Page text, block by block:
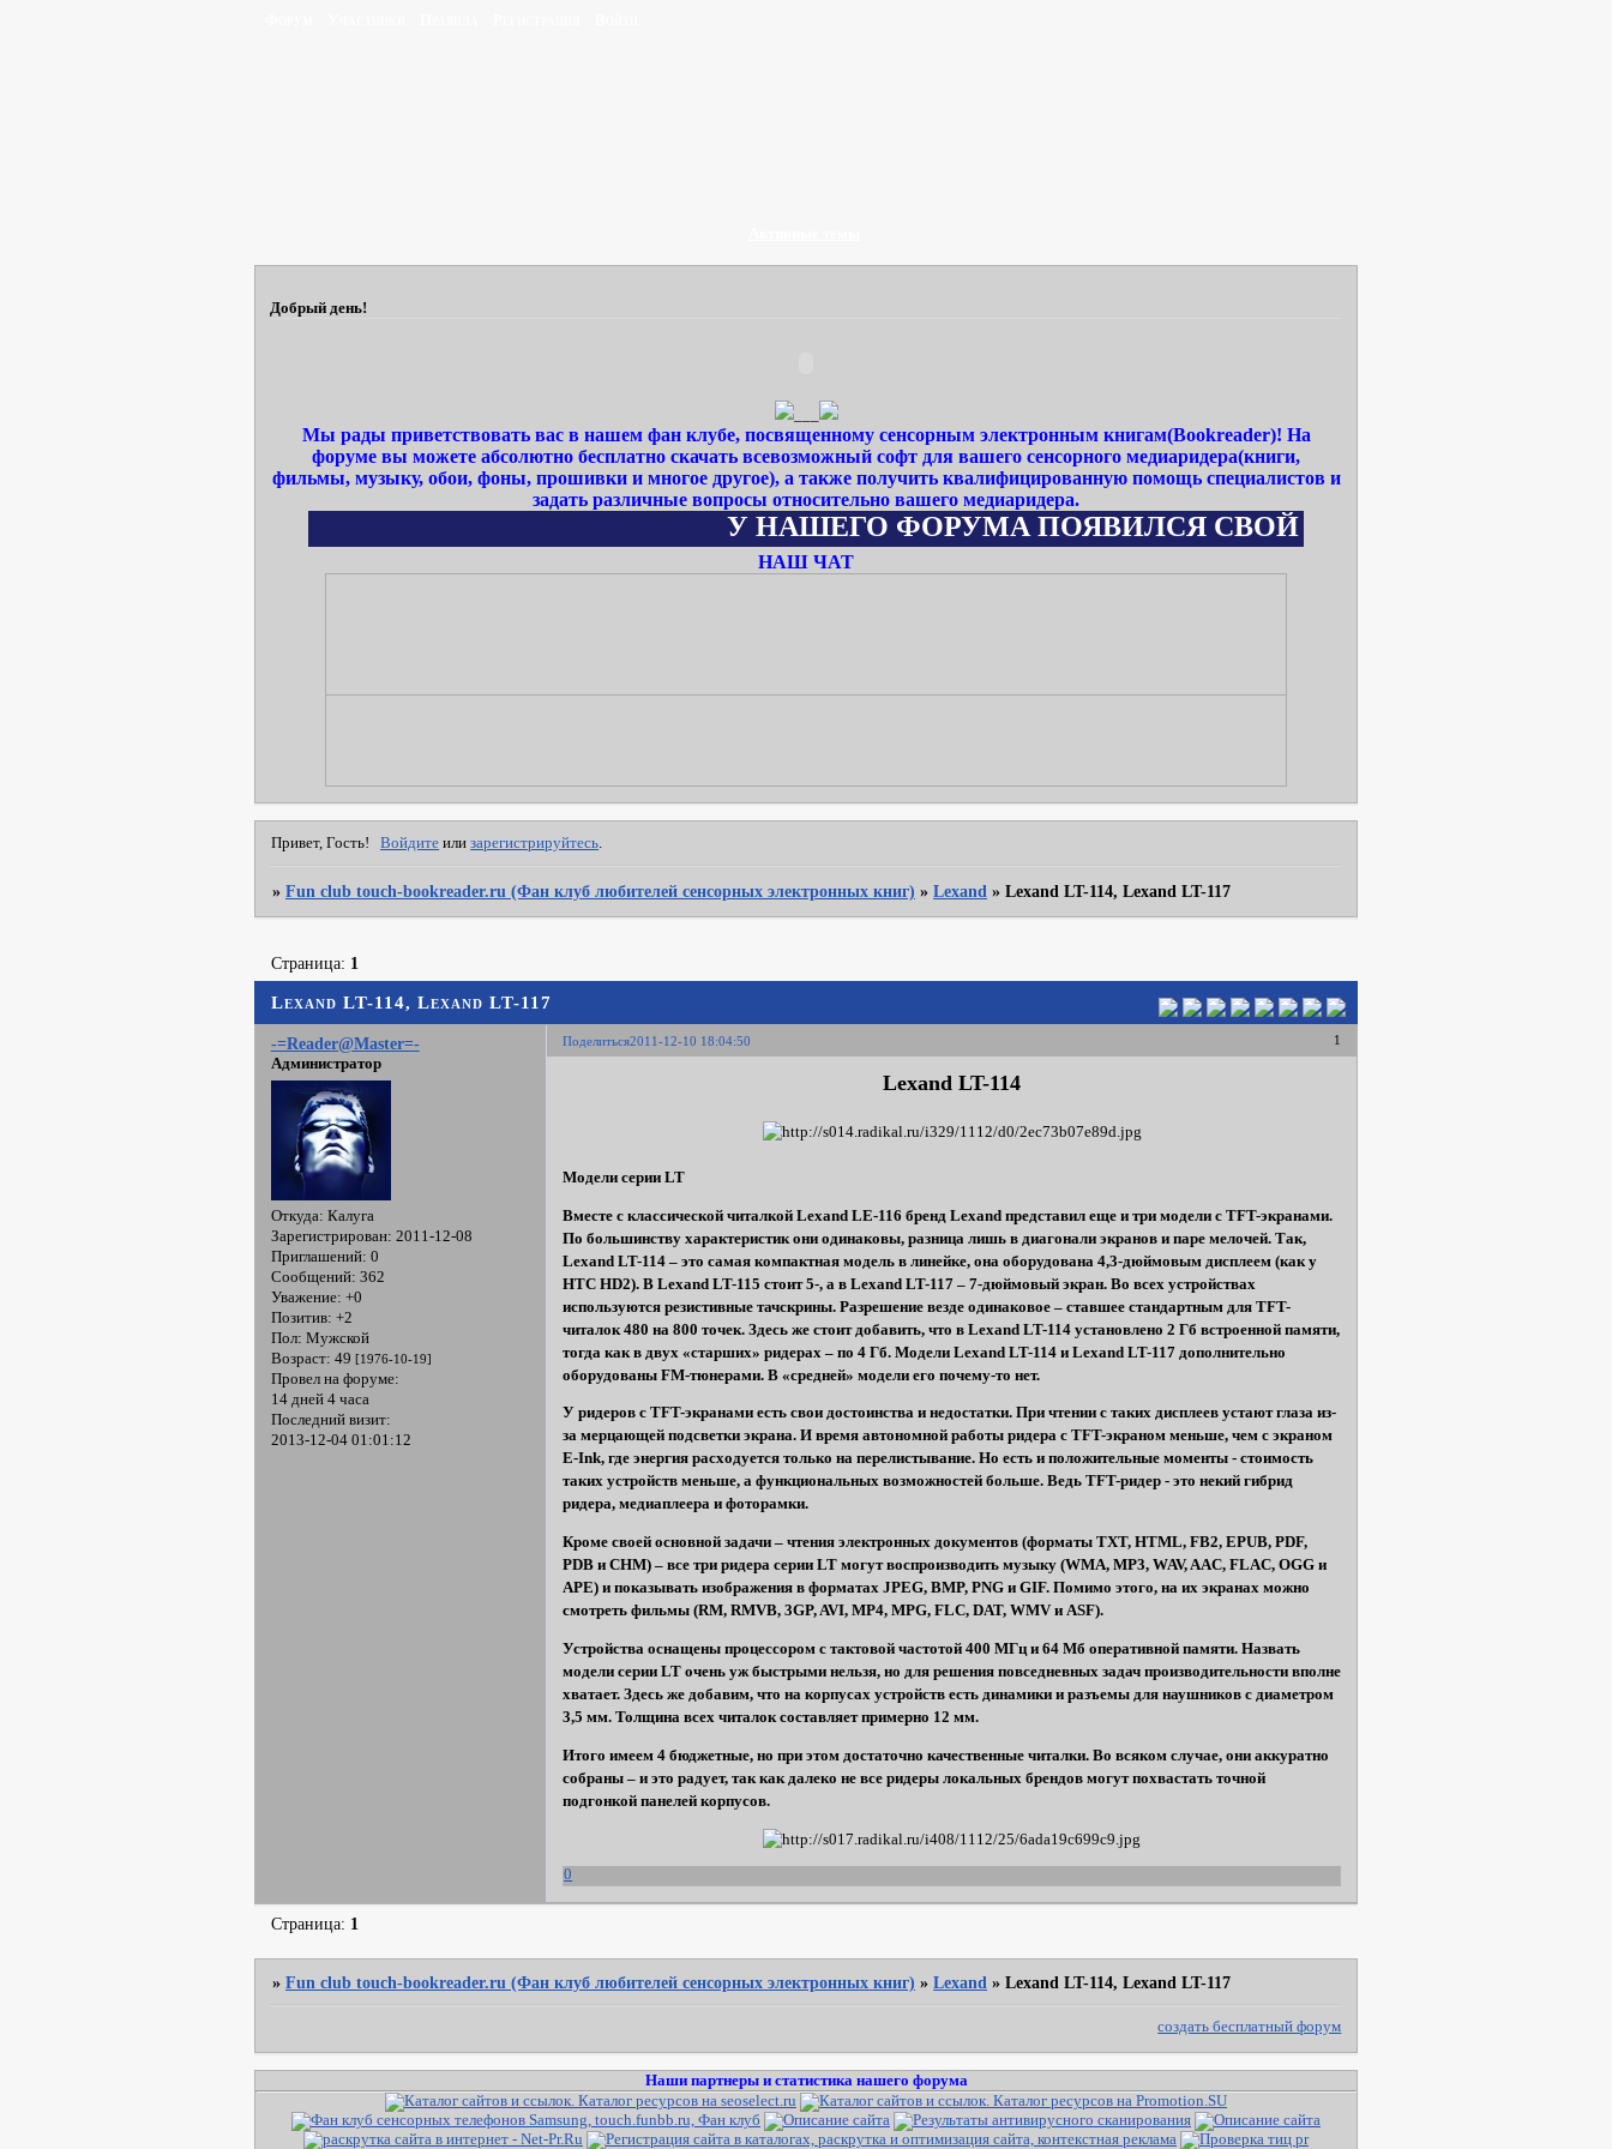
Добрый день!
___
Мы рады приветствовать вас в нашем фан клубе, посвященному сенсорным электронным книгам(Bookreader)! На
форуме вы можете абсолютно бесплатно скачать всевозможный софт для вашего сенсорного медиаридера(книги,
фильмы, музыку, обои, фоны, прошивки и многое другое), а также получить квалифицированную помощь специалистов и
задать различные вопросы относительно вашего медиаридера.
У НАШЕГО ФОРУМА ПОЯВИЛСЯ СВОЙ САЙТ WWW.MEDIA-
НАШ ЧАТ
Привет, Гость! Войдите илизарегистрируйтесь
»Fun club touch-bookreader.ru (Фан клуб любителей сенсорных электронных книг) »Lexand »Lexand LT-114, Lexand LT-117
Lexand LT-114, Lexand LT-117
Страница: 1
Поделиться 1
2011-12-10 18:04:50
-=Reader@Master=-
Администратор
Откуда: Калуга
Зарегистрирован: 2011-12-08
Приглашений: 0
Сообщений: 362
Уважение: +0
Позитив: +2
Пол: Мужской
Возраст: 49 [1976-10-19]
Провел на форуме:
14 дней 4 часа
Последний визит:
2013-12-04 01:01:12
Lexand LT-114
Модели серии LT
Вместе с классической читалкой Lexand LE-116 бренд Lexand представил еще и три модели с TFT-экранами.
По большинству характеристик они одинаковы, разница лишь в диагонали экранов и паре мелочей. Так,
Lexand LT-114 – это самая компактная модель в линейке, она оборудована 4,3-дюймовым дисплеем (как у
HTC HD2). В Lexand LT-115 стоит 5-, а в Lexand LT-117 – 7-дюймовый экран. Во всех устройствах
используются резистивные тачскрины. Разрешение везде одинаковое – ставшее стандартным для TFT-
читалок 480 на 800 точек. Здесь же стоит добавить, что в Lexand LT-114 установлено 2 Гб встроенной памяти,
тогда как в двух «старших» ридерах – по 4 Гб. Модели Lexand LT-114 и Lexand LT-117 дополнительно
оборудованы FM-тюнерами. В «средней» модели его почему-то нет.
У ридеров с TFT-экранами есть свои достоинства и недостатки. При чтении с таких дисплеев устают глаза из-
за мерцающей подсветки экрана. И время автономной работы ридера с TFT-экраном меньше, чем с экраном
E-Ink, где энергия расходуется только на перелистывание. Но есть и положительные моменты - стоимость
таких устройств меньше, а функциональных возможностей больше. Ведь TFT-ридер - это некий гибрид
ридера, медиаплеера и фоторамки.
Кроме своей основной задачи – чтения электронных документов (форматы TXT, HTML, FB2, EPUB, PDF,
PDB и CHM) – все три ридера серии LT могут воспроизводить музыку (WMA, MP3, WAV, AAC, FLAC, OGG и
APE) и показывать изображения в форматах JPEG, BMP, PNG и GIF. Помимо этого, на их экранах можно
смотреть фильмы (RM, RMVB, 3GP, AVI, MP4, MPG, FLC, DAT, WMV и ASF).
Устройства оснащены процессором с тактовой частотой 400 МГц и 64 Мб оперативной памяти. Назвать
модели серии LT очень уж быстрыми нельзя, но для решения повседневных задач производительности вполне
хватает. Здесь же добавим, что на корпусах устройств есть динамики и разъемы для наушников с диаметром
3,5 мм. Толщина всех читалок составляет примерно 12 мм.
Итого имеем 4 бюджетные, но при этом достаточно качественные читалки. Во всяком случае, они аккуратно
собраны – и это радует, так как далеко не все ридеры локальных брендов могут похвастать точной
подгонкой панелей корпусов.
0
Страница: 1
»Fun club touch-bookreader.ru (Фан клуб любителей сенсорных электронных книг) »Lexand »Lexand LT-114, Lexand LT-117
создать бесплатный форум
Наши партнеры и статистика нашего форума